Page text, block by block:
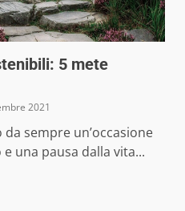
5 mete
2021
sempre un’occasione
una pausa dalla vita...